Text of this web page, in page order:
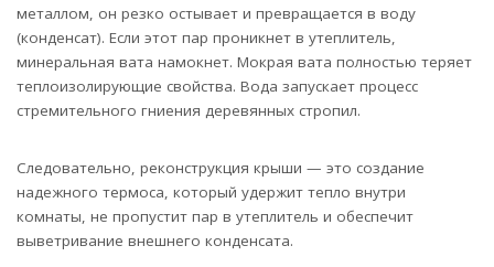
металлом, он резко остывает и превращается в воду
(конденсат). Если этот пар проникнет в утеплитель,
минеральная вата намокнет. Мокрая вата полностью теряет
теплоизолирующие свойства. Вода запускает процесс
стремительного гниения деревянных стропил.
Следовательно, реконструкция крыши — это создание
надежного термоса, который удержит тепло внутри
комнаты, не пропустит пар в утеплитель и обеспечит
выветривание внешнего конденсата.